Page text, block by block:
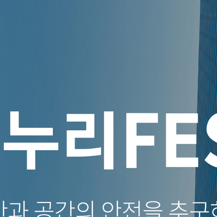
공간의 안전을 추